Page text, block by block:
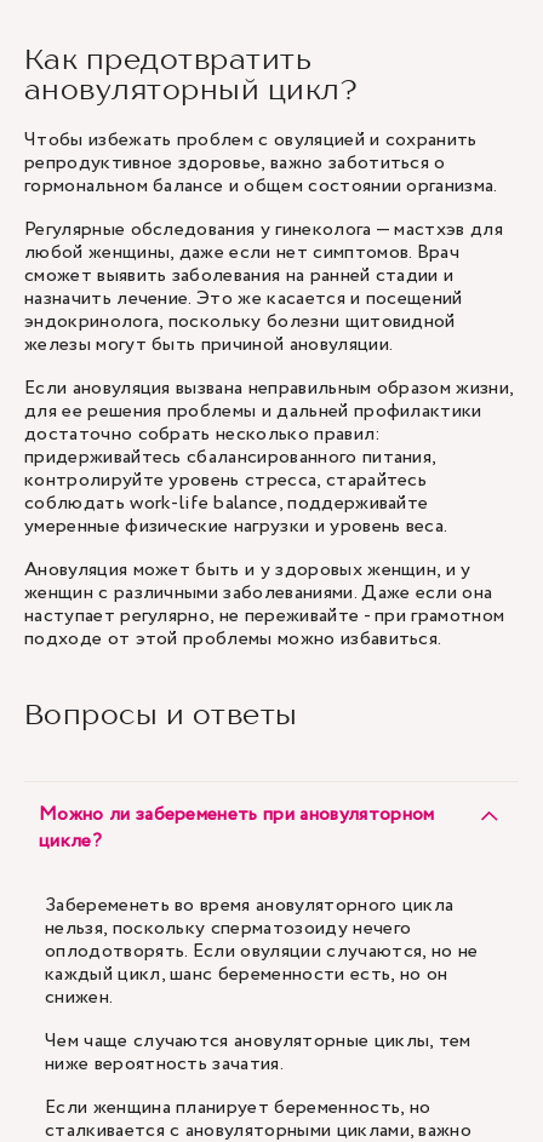
Как предотвратить
ановуляторный цикл?
Чтобы избежать проблем с овуляцией и сохранить
репродуктивное здоровье, важно заботиться о
гормональном балансе и общем состоянии организма.
Регулярные обследования у гинеколога — мастхэв для
любой женщины, даже если нет симптомов. Врач
сможет выявить заболевания на ранней стадии и
назначить лечение. Это же касается и посещений
эндокринолога, поскольку болезни щитовидной
железы могут быть причиной ановуляции.
Если ановуляция вызвана неправильным образом жизни,
для ее решения проблемы и дальней профилактики
достаточно собрать несколько правил:
придерживайтесь сбалансированного питания,
контролируйте уровень стресса, старайтесь
соблюдать work-life balance, поддерживайте
умеренные физические нагрузки и уровень веса.
Ановуляция может быть и у здоровых женщин, и у
женщин с различными заболеваниями. Даже если она
наступает регулярно, не переживайте - при грамотном
подходе от этой проблемы можно избавиться.
Вопросы и ответы
Можно ли забеременеть при ановуляторном
цикле?
Забеременеть во время ановуляторного цикла
нельзя, поскольку сперматозоиду нечего
оплодотворять. Если овуляции случаются, но не
каждый цикл, шанс беременности есть, но он
снижен.
Чем чаще случаются ановуляторные циклы, тем
ниже вероятность зачатия.
Если женщина планирует беременность, но
сталкивается с ановуляторными циклами, важно